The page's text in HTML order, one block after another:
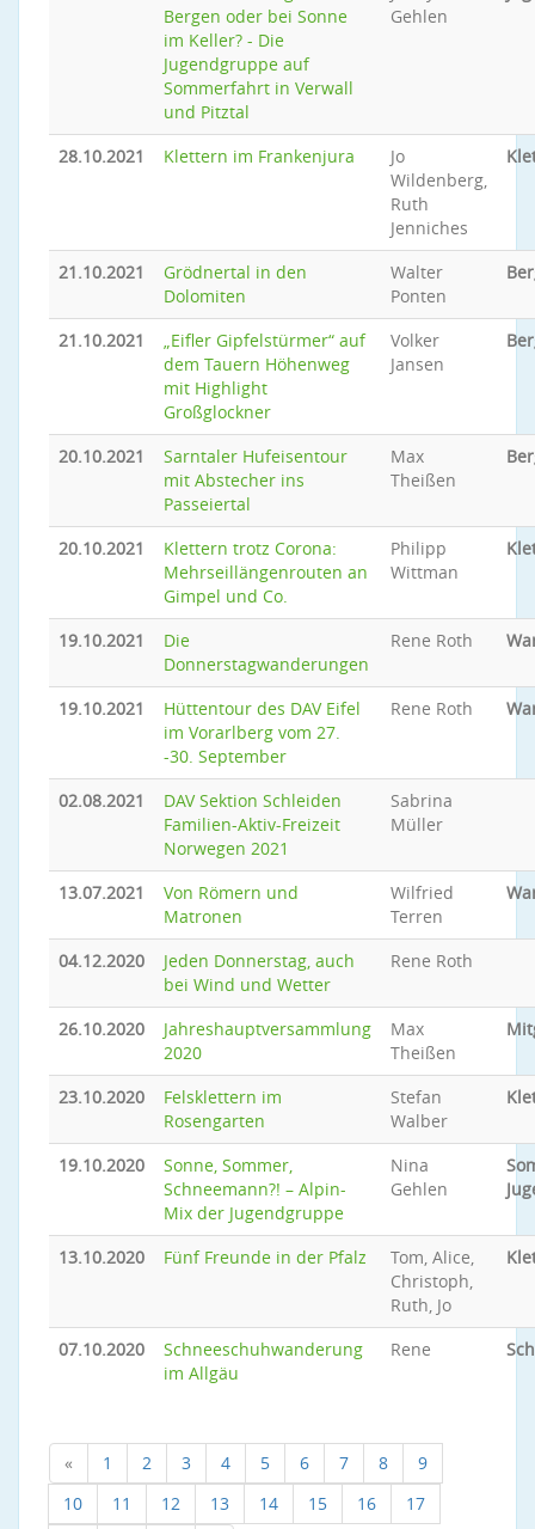
Bergen oder bei Sonne
im Keller? - Die
Jugendgruppe auf
Sommerfahrt in Verwall
und Pitztal
Gehlen
28.10.2021 Klettern im Frankenjura
Jo
Wildenberg,
Ruth
Jenniches
21.10.2021
Grödnertal in den
Dolomiten
Walter
Ponten
21.10.2021
„Eifler Gipfelstürmer“ auf
dem Tauern Höhenweg
mit Highlight
Großglockner
Volker
Jansen
20.10.2021
Sarntaler Hufeisentour
mit Abstecher ins
Passeiertal
Max
Theißen
20.10.2021
Klettern trotz Corona:
Mehrseillängenrouten an
Gimpel und Co.
Philipp
Wittman
19.10.2021
Die
Donnerstagwanderungen
Rene Roth
19.10.2021
Hüttentour des DAV Eifel
im Vorarlberg vom 27.
-30. September
Rene Roth
02.08.2021
DAV Sektion Schleiden
Familien-Aktiv-Freizeit
Norwegen 2021
Sabrina
Müller
13.07.2021
Von Römern und
Matronen
Wilfried
Terren
04.12.2020
Jeden Donnerstag, auch
bei Wind und Wetter
Rene Roth
26.10.2020
Jahreshauptversammlung
2020
Max
Theißen
23.10.2020
Felsklettern im
Rosengarten
Stefan
Walber
19.10.2020
Sonne, Sommer,
Schneemann?! – Alpin-
Mix der Jugendgruppe
Nina
Gehlen
13.10.2020 Fünf Freunde in der Pfalz
Tom, Alice,
Christoph,
Ruth, Jo
07.10.2020
Schneeschuhwanderung
im Allgäu
Rene
« 1 2 3 4 5 6 7 8
9
10
11 12 13 14 15 16 17